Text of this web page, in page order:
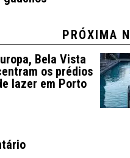
PRÓXIMA
Bela Vista
os prédios
lazer em Porto